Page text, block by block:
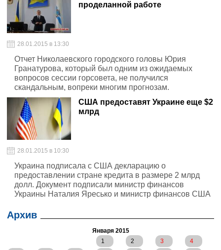
проделанной работе
28.01.2015 в 13:30
Отчет Николаевского городского головы Юрия
Гранатурова, который был одним из ожидаемых
вопросов сессии горсовета, не получился
скандальным, вопреки многим прогнозам.
США предоставят Украине еще $2
млрд
28.01.2015 в 10:30
Украина подписала с США декларацию о
предоставлении стране кредита в размере 2 млрд
долл. Документ подписали министр финансов
Украины Наталия Яресько и министр финансов США
Архив
Января 2015
1
2 3
4